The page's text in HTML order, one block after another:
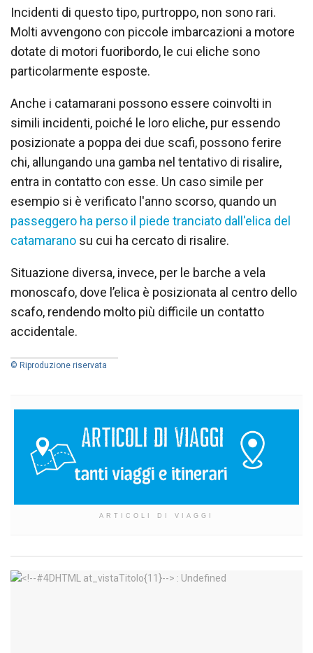
Incidenti di questo tipo, purtroppo, non sono rari.
Molti avvengono con piccole imbarcazioni a motore
dotate di motori fuoribordo, le cui eliche sono
particolarmente esposte.
Anche i catamarani possono essere coinvolti in
simili incidenti, poiché le loro eliche, pur essendo
posizionate a poppa dei due scafi, possono ferire
chi, allungando una gamba nel tentativo di risalire,
entra in contatto con esse. Un caso simile per
esempio si è verificato l'anno scorso, quando un
passeggero ha perso il piede tranciato dall'elica del
catamarano su cui ha cercato di risalire.
Situazione diversa, invece, per le barche a vela
monoscafo, dove l’elica è posizionata al centro dello
scafo, rendendo molto più difficile un contatto
accidentale.
© Riproduzione riservata
ARTICOLI DI VIAGGI